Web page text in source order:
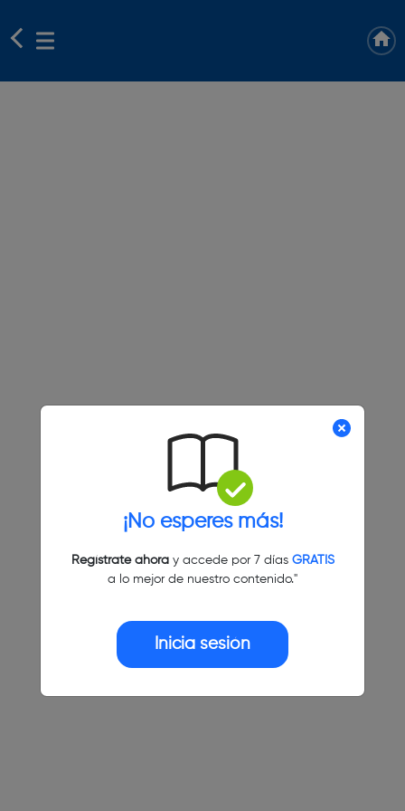
¡No esperes más!
Regístrate ahoray accede por 7 días GRATIS
a lo mejor de nuestro contenido."
Inicia sesión